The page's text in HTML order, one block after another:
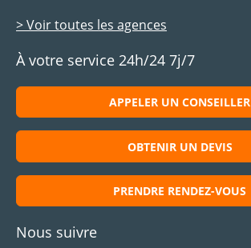
> Voir toutes les agences
À votre service 24h/24 7j/7
APPELER UN CONSEILLER
OBTENIR UN DEVIS
PRENDRE RENDEZ-VOUS
Nous suivre